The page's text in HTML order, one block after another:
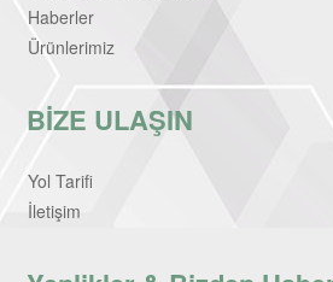
Haberler
Ürünlerimiz
BİZE ULAŞIN
Yol Tarifi
İletişim